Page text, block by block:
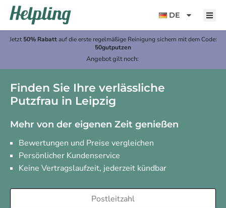
springen
DE
Jetzt 50% Rabattauf die erste regelmäßige Reinigung sichern mit dem Code:
50gutputzen
Angebot gilt noch:
Finden Sie Ihre verlässliche
Putzfrau in Leipzig
Mehr von der eigenen Zeit genießen
Bewertungen und Preise vergleichen
Persönlicher Kundenservice
Keine Vertragslaufzeit, jederzeit kündbar